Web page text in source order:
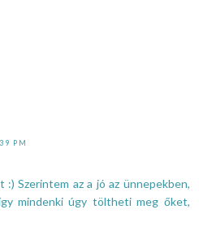
PM
Szerintem az a jó az ünnepekben,
mindenki úgy töltheti meg őket,